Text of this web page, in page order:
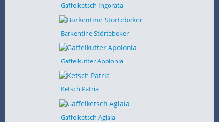
Gaffelketsch Ingorata
Barkentine Störtebeker
Gaffelkutter Apolonia
Ketsch Patria
Gaffelketsch Aglaia